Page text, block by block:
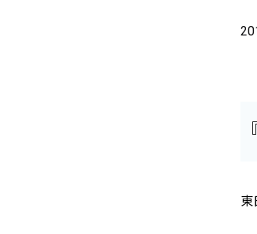
東